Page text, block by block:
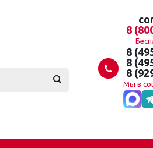
8
8
8
8
Мы в